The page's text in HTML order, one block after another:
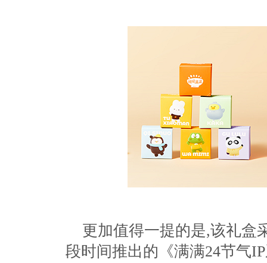
更加值得一提的是,该礼盒
段时间推出的《满满24节气